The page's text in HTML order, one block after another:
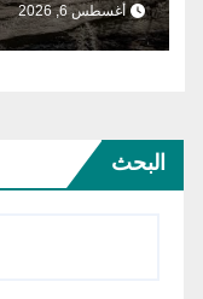
أغسطس 6, 2026
البحث